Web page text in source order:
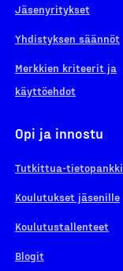
Jäsenyritykset
Yhdistyksen säännöt
Merkkien kriteerit ja
käyttöehdot
Opi ja innostu
Tutkittua-tietopankki
Koulutukset jäsenille
Koulutustallenteet
Blogit